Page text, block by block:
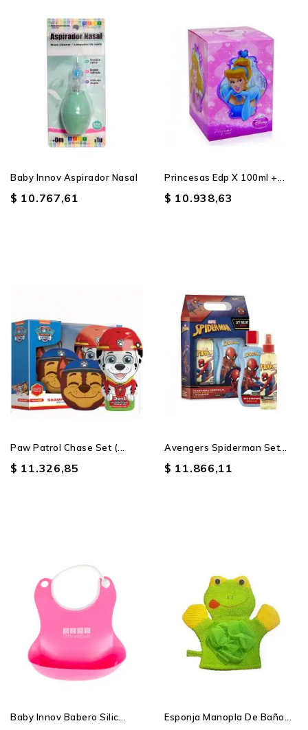
Baby Innov Aspirador Nasal
$ 10.767,61
Princesas Edp X 100ml +...
$ 10.938,63
Paw Patrol Chase Set (...
$ 11.326,85
Avengers Spiderman Set...
$ 11.866,11
Baby Innov Babero Silic... Esponja Manopla De Baño...